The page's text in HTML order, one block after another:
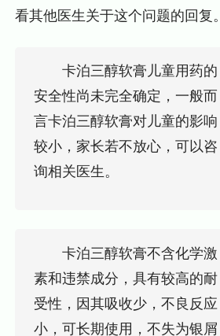
看其他医生关于这个问题的回复。
卡泊三醇软膏儿童用药的
安全性尚未完全确定，一般而
言卡泊三醇软膏对儿童的影响
较小，家长若不放心，可以咨
询相关医生。
卡泊三醇软膏不含化学激
素和违禁成分，具有较高的耐
受性，因其吸收少，不良反应
小，可长期使用，不失为银屑